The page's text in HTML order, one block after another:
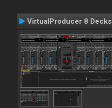
VirtualProducer 8 Decks